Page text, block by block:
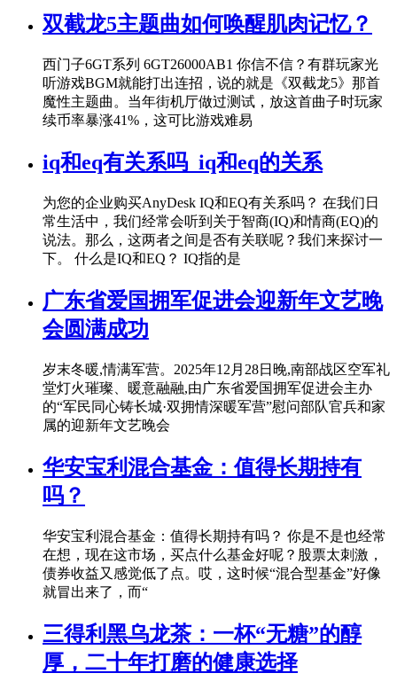
双截龙5主题曲如何唤醒肌肉记忆？
西门子6GT系列 6GT26000AB1 你信不信？有群玩家光
听游戏BGM就能打出连招，说的就是《双截龙5》那首
魔性主题曲。当年街机厅做过测试，放这首曲子时玩家
续币率暴涨41%，这可比游戏难易
iq和eq有关系吗_iq和eq的关系
为您的企业购买AnyDesk IQ和EQ有关系吗？ 在我们日
常生活中，我们经常会听到关于智商(IQ)和情商(EQ)的
说法。那么，这两者之间是否有关联呢？我们来探讨一
下。 什么是IQ和EQ？ IQ指的是
广东省爱国拥军促进会迎新年文艺晚
会圆满成功
岁末冬暖,情满军营。2025年12月28日晚,南部战区空军礼
堂灯火璀璨、暖意融融,由广东省爱国拥军促进会主办
的“军民同心铸长城·双拥情深暖军营”慰问部队官兵和家
属的迎新年文艺晚会
华安宝利混合基金：值得长期持有
吗？
华安宝利混合基金：值得长期持有吗？ 你是不是也经常
在想，现在这市场，买点什么基金好呢？股票太刺激，
债券收益又感觉低了点。哎，这时候“混合型基金”好像
就冒出来了，而“
三得利黑乌龙茶：一杯“无糖”的醇
厚，二十年打磨的健康选择